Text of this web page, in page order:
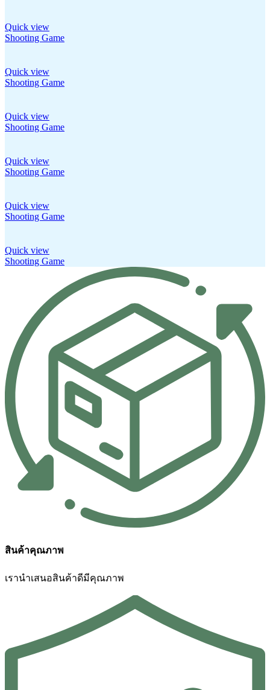
Quick view
Shooting Game
Quick view
Shooting Game
Quick view
Shooting Game
Quick view
Shooting Game
Quick view
Shooting Game
Quick view
Shooting Game
สินค้าคุณภาพ
เรานำเสนอสินค้าดีมีคุณภาพ